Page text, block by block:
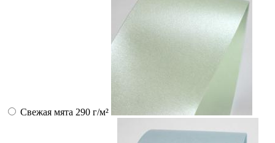
Свежая мята 290 г/м²